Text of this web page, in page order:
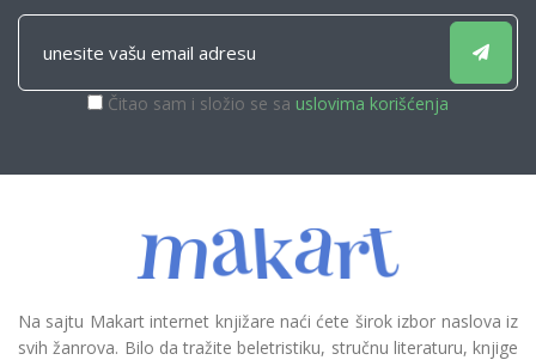
Čitao sam i složio se sa uslovima korišćenja
Na sajtu Makart internet knjižare naći ćete širok izbor naslova iz
svih žanrova. Bilo da tražite beletristiku, stručnu literaturu, knjige